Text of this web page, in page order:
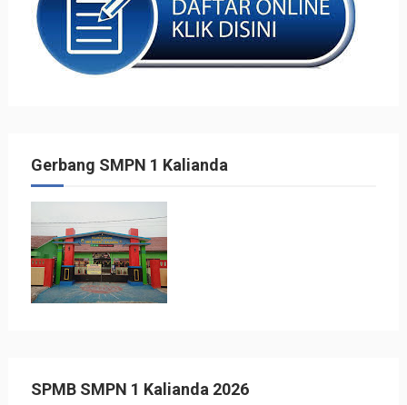
Gerbang SMPN 1 Kalianda
SPMB SMPN 1 Kalianda 2026